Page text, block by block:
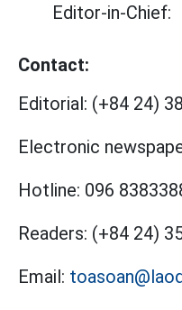
Editor-in-Chief:
Contact:
Editorial: (+84 24)
Electronic
Hotline: 096
Readers: (+84 24)
Email: